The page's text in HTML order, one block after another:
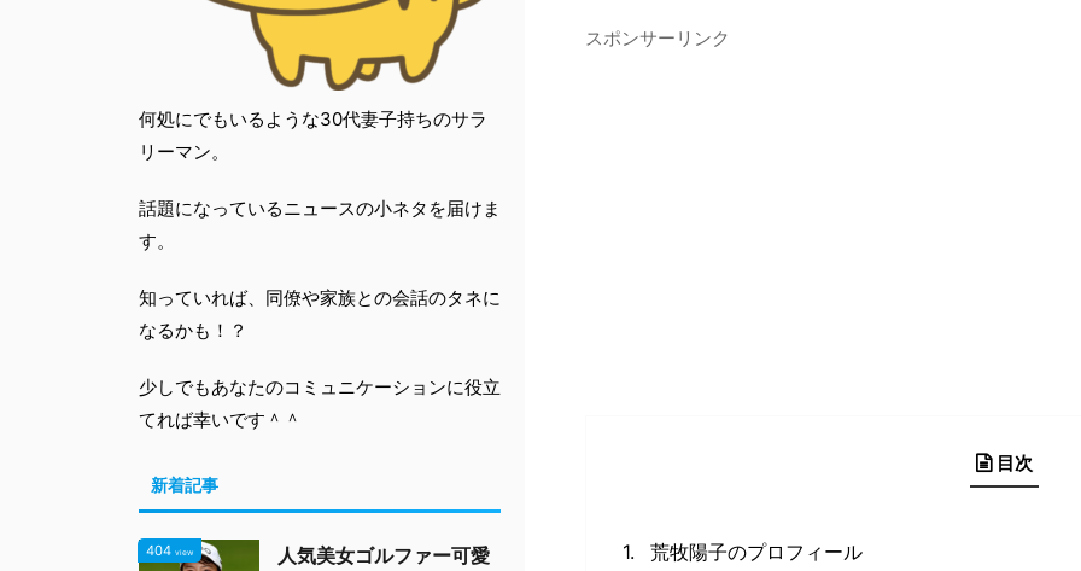
スポンサーリンク
目次
荒牧陽子のプロフィール
何処にでもいるような30代妻子持ちのサラ
リーマン。
話題になっているニュースの小ネタを届けま
す。
知っていれば、同僚や家族との会話のタネに
なるかも！？
少しでもあなたのコミュニケーションに役立
てれば幸いです＾＾
新着記事
404 view
人気美女ゴルファー可愛